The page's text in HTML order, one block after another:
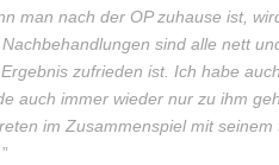
man nach der OP zuhause ist,
sind alle nett
zufrieden ist. Ich habe
auch immer wieder nur zu ihm
im Zusammenspiel mit
”